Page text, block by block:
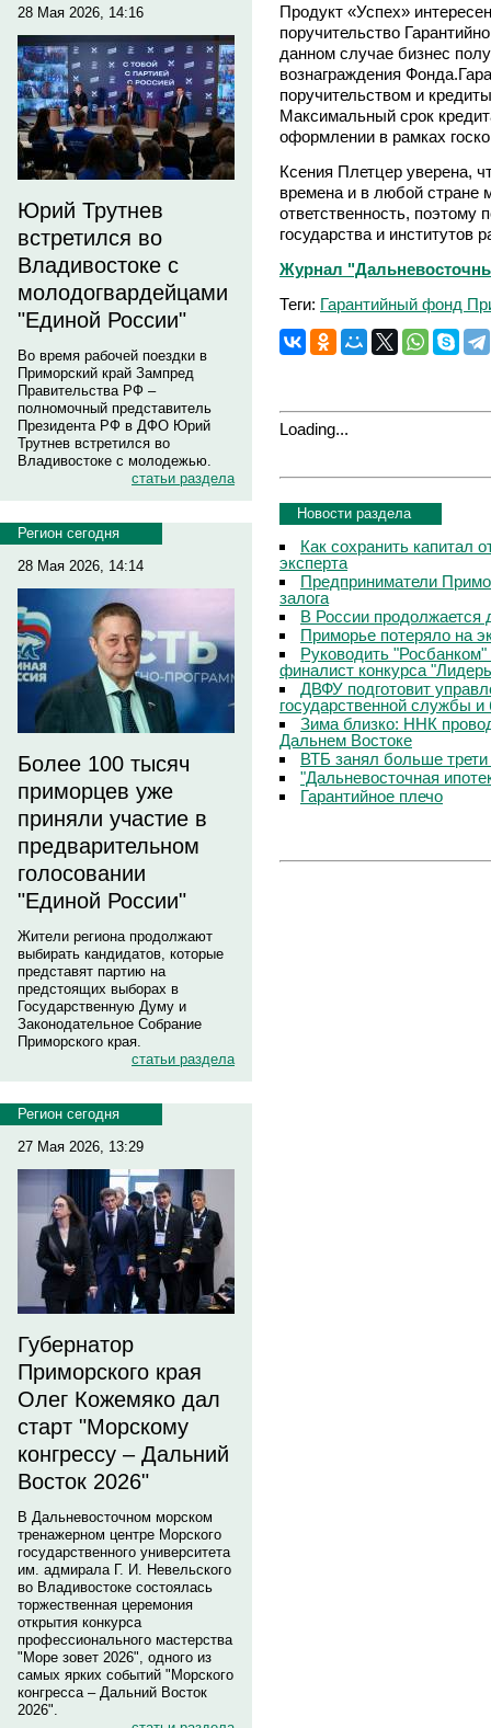
28 Мая 2026, 14:16
Юрий Трутнев
встретился во
Владивостоке с
молодогвардейцами
"Единой России"
Во время рабочей поездки в
Приморский край Зампред
Правительства РФ –
полномочный представитель
Президента РФ в ДФО Юрий
Трутнев встретился во
Владивостоке с молодежью.
статьи раздела
Регион сегодня
28 Мая 2026, 14:14
Более 100 тысяч
приморцев уже
приняли участие в
предварительном
голосовании
"Единой России"
Жители региона продолжают
выбирать кандидатов, которые
представят партию на
предстоящих выборах в
Государственную Думу и
Законодательное Собрание
Приморского края.
статьи раздела
Регион сегодня
27 Мая 2026, 13:29
Губернатор
Приморского края
Олег Кожемяко дал
старт "Морскому
конгрессу – Дальний
Восток 2026"
В Дальневосточном морском
тренажерном центре Морского
государственного университета
им. адмирала Г. И. Невельского
во Владивостоке состоялась
торжественная церемония
открытия конкурса
профессионального мастерства
"Море зовет 2026", одного из
самых ярких событий "Морского
конгресса – Дальний Восток
2026".
Продукт «Успех»
поручительство
данном случае бизнес
вознаграждения
поручительством и
Максимальный срок
оформлении в рамках
Ксения Плетцер уверена,
времена и в любой стране
ответственность, поэтому
государства и институтов
Журнал
Теги: Гарантийный фонд
Loading...
Новости раздела
Как сохранить капитал
эксперта
Предприниматели
залога
В России продолжается
Приморье потеряло на
Руководить
финалист конкурса
ДВФУ подготовит
государственной службы
Зима близко: ННК
Дальнем Востоке
ВТБ занял больше трети
"Дальневосточная
Гарантийное плечо